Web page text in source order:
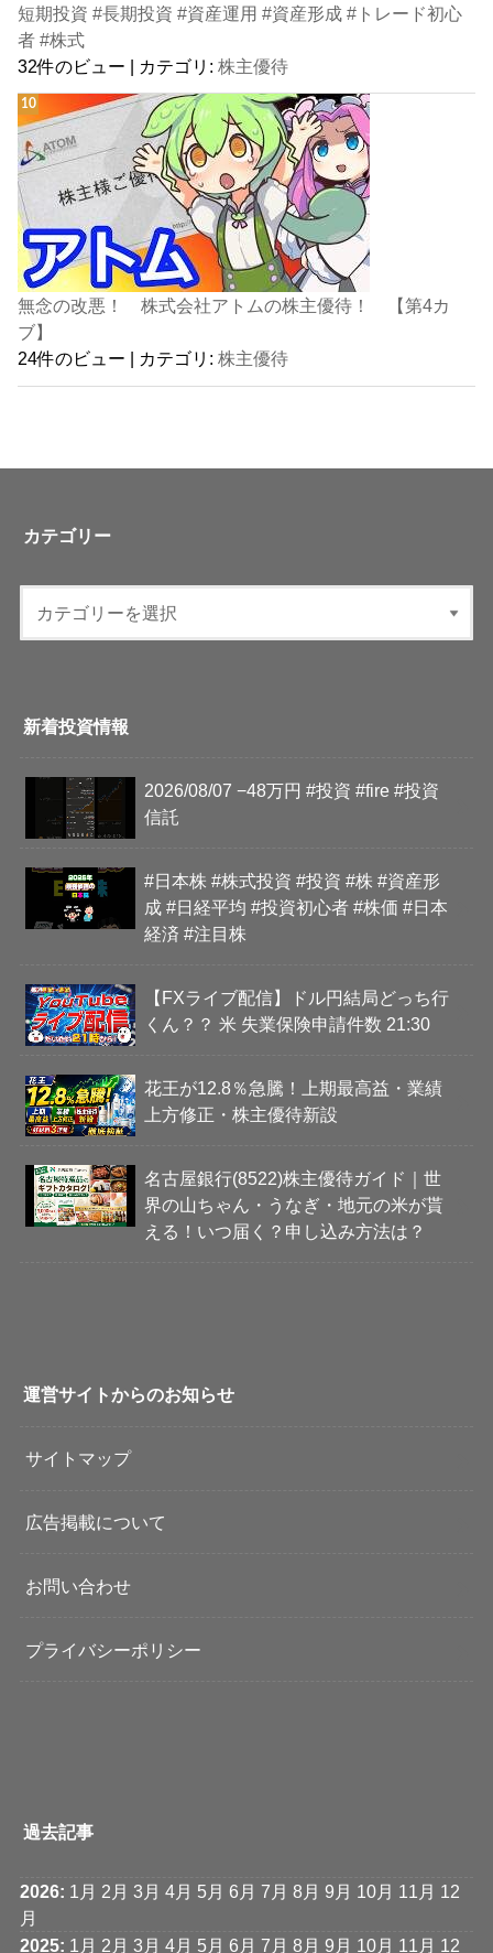
短期投資 #長期投資 #資産運用 #資産形成 #トレード初心
者 #株式
32件のビュー | カテゴリ:株主優待
無念の改悪！ 株式会社アトムの株主優待！ 【第4カ
ブ】
24件のビュー
カテゴリ:株主優待
カテゴリー
新着投資情報
2026/08/07 −48万円 #投資 #fire #投資
信託
#日本株 #株式投資 #投資 #株 #資産形
成 #日経平均 #投資初心者 #株価 #日本
経済 #注目株
【FXライブ配信】ドル円結局どっち行
くん？？ 米 失業保険申請件数 21:30
花王が12.8％急騰！上期最高益・業績
上方修正・株主優待新設
名古屋銀行(8522)株主優待ガイド｜世
界の山ちゃん・うなぎ・地元の米が貰
える！いつ届く？申し込み方法は？
運営サイトからのお知らせ
サイトマップ
広告掲載について
お問い合わせ
プライバシーポリシー
過去記事
2026: 1月 2月 3月 4月 5月 6月 7月 8月 9月 10月 11月 12
月
2025: 1月 2月 3月 4月 5月 6月 7月 8月 9月 10月 11月 12